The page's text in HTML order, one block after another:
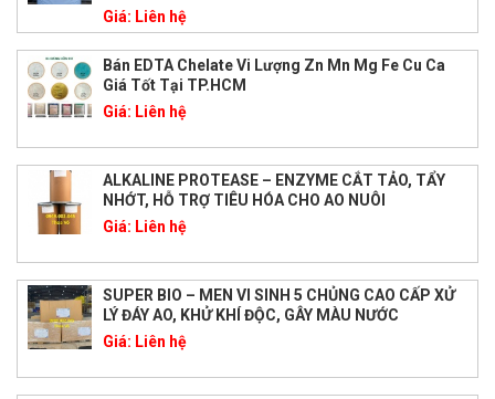
Giá: Liên hệ
Bán EDTA Chelate Vi Lượng Zn Mn Mg Fe Cu Ca
Giá Tốt Tại TP.HCM
Giá: Liên hệ
ALKALINE PROTEASE – ENZYME CẮT TẢO, TẨY
NHỚT, HỖ TRỢ TIÊU HÓA CHO AO NUÔI
Giá: Liên hệ
SUPER BIO – MEN VI SINH 5 CHỦNG CAO CẤP XỬ
LÝ ĐÁY AO, KHỬ KHÍ ĐỘC, GÂY MÀU NƯỚC
Giá: Liên hệ